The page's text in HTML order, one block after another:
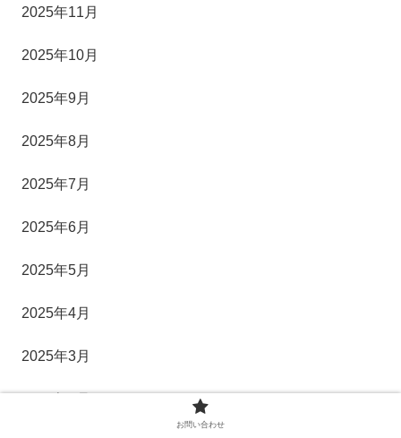
2025年11月
2025年10月
2025年9月
2025年8月
2025年7月
2025年6月
2025年5月
2025年4月
2025年3月
お問い合わせ